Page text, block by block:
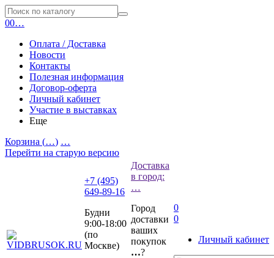
00…
Оплата / Доставка
Новости
Контакты
Полезная информация
Договор-оферта
Личный кабинет
Участие в выставках
Еще
Корзина (…) …
Перейти на старую версию
+7 (495)
649-89-16
Будни
9:00-18:00
(по
Москве)
Доставка
в город:
…
Город
доставки
ваших
покупок
…?
0
0
Личный кабинет